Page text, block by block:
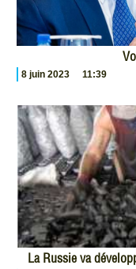
8 juin 2023 11:39
La Russie va